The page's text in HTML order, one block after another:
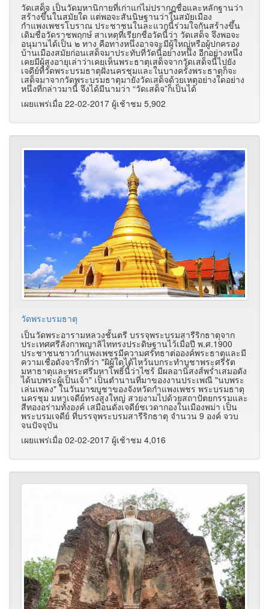
วัดเสด็จ เป็นวัดมหานิกายที่เก่าแก่ไม่ปรากฏชื่อและหลักฐานว่า
สร้างขึ้นในสมัยใด แต่พอจะสันนิษฐานว่าในสมัยเมือง
กำแพงเพชรโบราณ ประชาชนในละแวกนี้ร่วมใจกันสร้างขึ้น
เดิมชื่อวัดราชพฤกษ์ สาเหตุที่เรียกชื่อวัดนี้ว่า วัดเสด็จ จึงพอจะ
อนุมานได้เป็น ๒ ทาง คือทางหนึ่งอาจจะมีผู้ใหญ่หรือผู้ปกครอง
บ้านเมืองสมัยก่อนเสด็จมาประทับที่วัดนี้อย่างหนึ่ง อีกอย่างหนึ่ง
เคยมีผู้สูงอายุเล่าว่าเคยเห็นพระธาตุเสด็จจากวัดเสด็จนี้ไปยัง
เจดีย์ที่วัดพระบรมธาตุฝั่งนครชุมและในบางครั้งพระธาตุก็จะ
เสด็จมาจากวัดพระบรมธาตุมายังวัดเสด็จด้วยเหตุอย่างใดอย่าง
หนึ่งที่กล่าวมานี้ จึงได้มีนามว่า “วัดเสด็จ”ก็เป็นได้
เผยแพร่เมื่อ 22-02-2017 ผู้เช้าชม 5,902
วัดพระบรมธาตุ
เป็นวัดพระอารามหลวงชั้นตรี บรรจุพระบรมสารีริกธาตุจาก
ประเทศศรีลังกาพญาลิไททรงประดิษฐานไว้เมื่อปี พ.ศ.1900
ประชาชนชาวกำแพงเพชรมีความศรัทธาต่อองค์พระธาตุและมี
ความเชื่อดังจารึกที่ว่า "ผิผู้ใดได้ไหว้นบกระทำบูชาพระศรีรัต
มหาธาตุและพระศรีมหาโพธิ์นี้ว่าไซร้ มีผลอานิสงส์พร่ำเสมอดัง
ได้นบพระผู้เป็นเจ้า" เป็นตำนานที่มาของงานประเพณี "นบพระ
เล่นเพลง" ในวันมาฆบูชาของจังหวัดกำแพงเพชร พระบรมธาตุ
นครชุม มหาเจดีย์ทรงสูงใหญ่ สวยงามไปด้วยสถาปัตยกรรมและ
สีทองอร่ามทั้งองค์ เสมือนดั่งเจดีย์ชเวดากองในเมืองพม่า เป็น
พระบรมเจดีย์ ที่บรรจุพระบรมสารีริกธาตุ จำนวน 9 องค์ จวบ
จนปัจจุบัน
เผยแพร่เมื่อ 02-02-2017 ผู้เช้าชม 4,016